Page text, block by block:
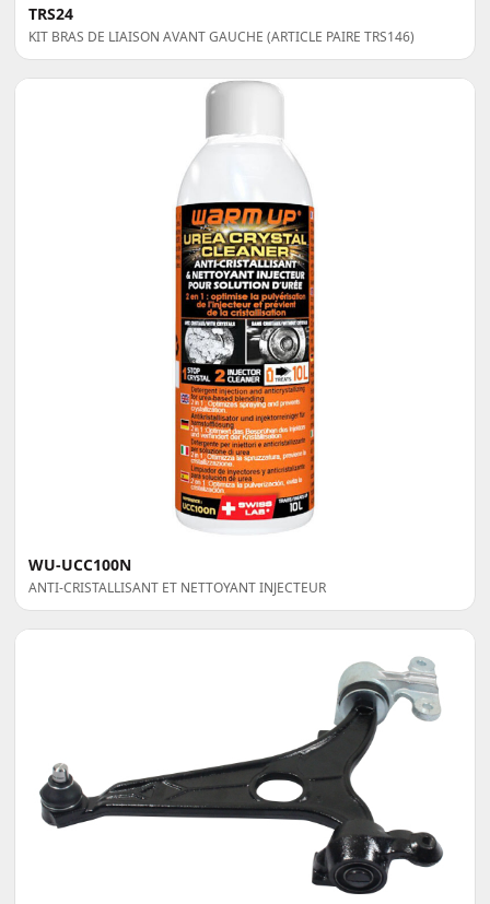
TRS24
KIT BRAS DE LIAISON AVANT GAUCHE (ARTICLE PAIRE TRS146)
WU-UCC100N
ANTI-CRISTALLISANT ET NETTOYANT INJECTEUR